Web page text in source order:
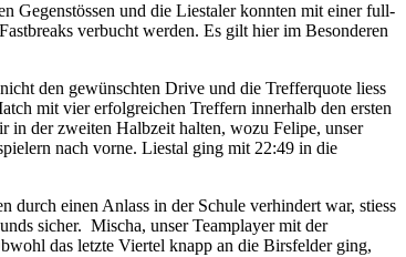
Gegenstössen und die Liestaler konnten mit einer full-
verbucht werden. Es gilt hier im Besonderen
den gewünschten Drive und die Trefferquote liess
mit vier erfolgreichen Treffern innerhalb den ersten
in der zweiten Halbzeit halten, wozu Felipe, unser
nach vorne. Liestal ging mit 22:49 in die
einen Anlass in der Schule verhindert war, stiess
sicher. Mischa, unser Teamplayer mit der
das letzte Viertel knapp an die Birsfelder ging,